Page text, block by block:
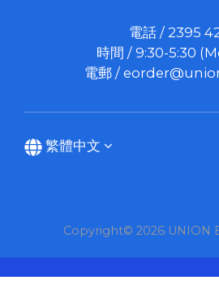
電話 / 2395
時間 / 9:30-5:30
電郵 /
繁體中文
Copyright© 2026 UNION